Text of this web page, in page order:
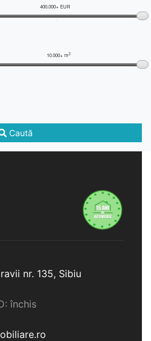
400.000+ EUR
10.000+ m2
Caută
nr. 135, Sibiu
închis